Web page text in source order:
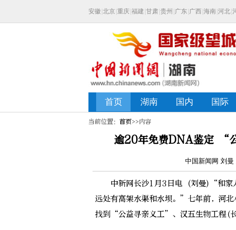
当前位置： 首页>>内容
逾20年免费DNA鉴定 “
中国新闻网 刘曼
中新网长沙1月3日电 (刘曼)“和家人
远处有高架水渠和水坝。”七年前，河
找到“公益寻亲义工”、汉五生物工程(